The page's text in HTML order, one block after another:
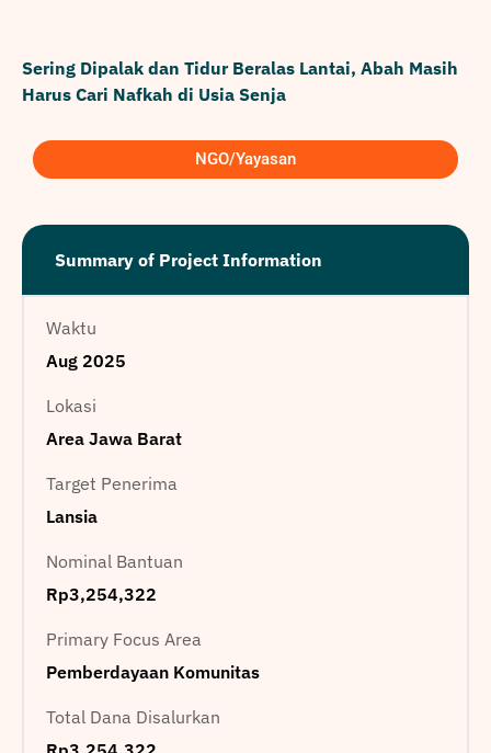
Sering Dipalak dan Tidur Beralas Lantai, Abah Masih
Harus Cari Nafkah di Usia Senja
NGO/Yayasan
Summary of Project Information
Waktu
Aug 2025
Lokasi
Area Jawa Barat
Target Penerima
Lansia
Nominal Bantuan
Rp3,254,322
Primary Focus Area
Pemberdayaan Komunitas
Total Dana Disalurkan